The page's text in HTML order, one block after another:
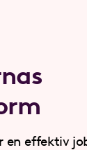
en effektiv